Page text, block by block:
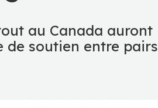
au Canada auront
de soutien entre pairs